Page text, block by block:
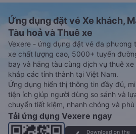
Ứng dụng đặt vé Xe khách,
Tàu hoả và Thuê xe
Vexere - ứng dụng đặt vé đa phương
xe chất lượng cao, 5000+ tuyến
bay và hãng tàu cùng dịch vụ thuê
khắp các tỉnh thành tại Việt Nam.
Ứng dụng hiển thị thông tin đầy đủ,
tiện ích giúp người dùng so sánh và
chuyển tiết kiệm, nhanh chóng và
Tải ứng dụng Vexere ngay